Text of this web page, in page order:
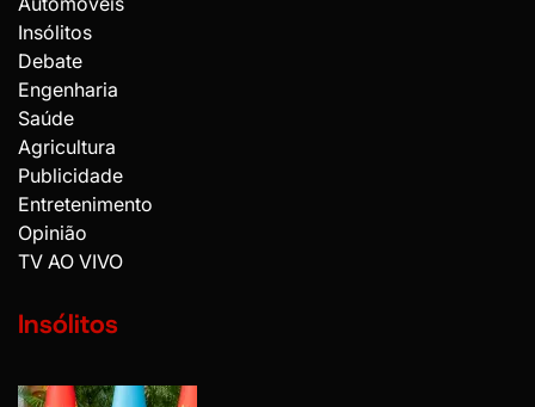
Insólitos
Debate
Engenharia
Saúde
Agricultura
Publicidade
Entretenimento
Opinião
TV AO VIVO
Insólitos